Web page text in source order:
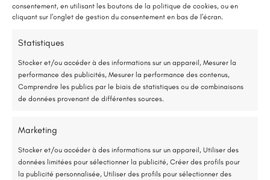
consentement, en utilisant les boutons de la politique de cookies, ou en
cliquant sur l’onglet de gestion du consentement en bas de l’écran.
Statistiques
Stocker et/ou accéder à des informations sur un appareil, Mesurer la
performance des publicités, Mesurer la performance des contenus,
Comprendre les publics par le biais de statistiques ou de combinaisons
de données provenant de différentes sources.
Marketing
Stocker et/ou accéder à des informations sur un appareil, Utiliser des
données limitées pour sélectionner la publicité, Créer des profils pour
la publicité personnalisée, Utiliser des profils pour sélectionner des
E-mail: renorev.environnement@hotmail.com
Une solution performante et économique
75 % de l’énergie provient des calories naturellement présentes dans
Étude gratuite et sans engagement
*Aides de l’État disponibles selon votre revenu fiscal
Accompagnement administratif et financier complet